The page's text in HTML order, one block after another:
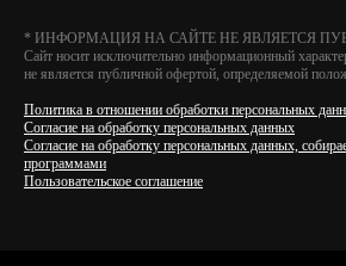
* ИНФОРМАЦИЯ НА САЙТЕ НЕ ЯВЛЯЕТСЯ
Cайт носит исключительно информационный
не является публичной офертой, определяемой
Политика в отношении обработки персональных
Согласие на обработку персональных данных
Согласие на обработку персональных данных,
программами
Пользовательское соглашение